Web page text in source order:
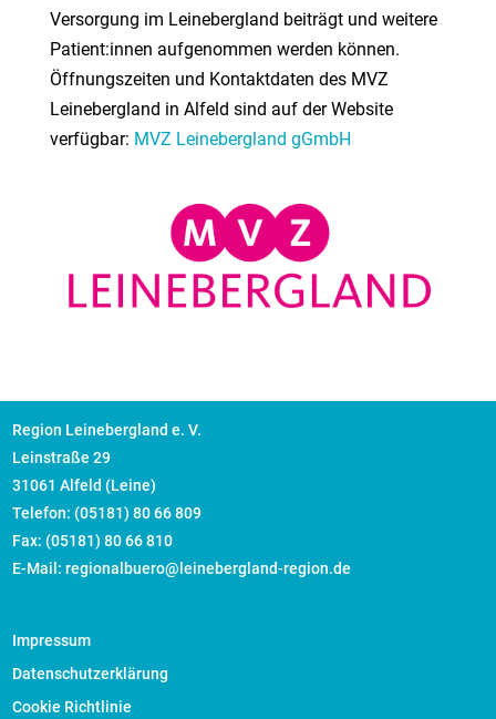
Versorgung im Leinebergland beiträgt und weitere
Patient:innen aufgenommen werden können.
Öffnungszeiten und Kontaktdaten des MVZ
Leinebergland in Alfeld sind auf der Website
verfügbar: MVZ Leinebergland gGmbH
Region Leinebergland e. V.
Leinstraße 29
31061 Alfeld (Leine)
Telefon: (05181) 80 66 809
Fax: (05181) 80 66 810
E-Mail: regionalbuero@leinebergland-region.de
Impressum
Datenschutzerklärung
Cookie Richtlinie